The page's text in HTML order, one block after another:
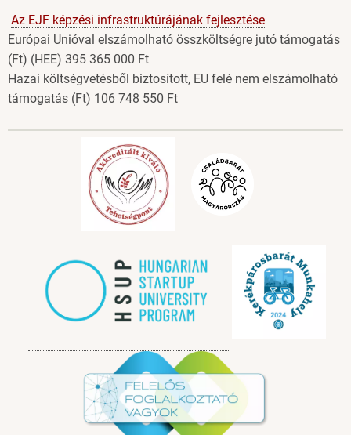
Az EJF képzési infrastruktúrájának fejlesztése
Európai Unióval elszámolható összköltségre jutó támogatás
(Ft) (HEE) 395 365 000 Ft
Hazai költségvetésből biztosított, EU felé nem elszámolható
támogatás (Ft) 106 748 550 Ft
Image
Image